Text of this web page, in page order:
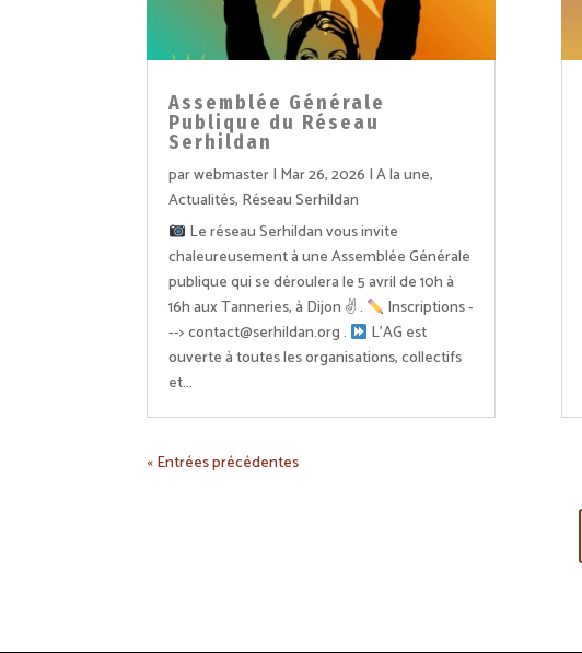
Assemblée Générale
Publique du Réseau
Serhildan
parwebmaster| Mar 26, 2026 |A la une,
Actualités, Réseau Serhildan
⁩ ⁨Le réseau Serhildan vous invite
chaleureusement à une Assemblée Générale
publique qui se déroulera le 5 avril de 10h à
16h aux Tanneries, à Dijon ✌.
Inscriptions -
--> contact@serhildan.org .
L'AG est
ouverte à toutes les organisations, collectifs
et...
« Entrées précédentes